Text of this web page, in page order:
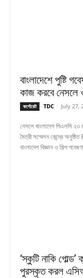
বাংলাদেশে পুষ্টি
কাজ করবে
কর্পোরেট TDC - July 27,
নেসলে বাংলাদেশ পিএলসি ২৩
মৈত্রী সম্মেলন কেন্দ্রে
বাংলাদেশ বিজ্ঞান ও শিল্প
‘স্কুটি নাকি গোল্ড’
পুরস্কৃত করল